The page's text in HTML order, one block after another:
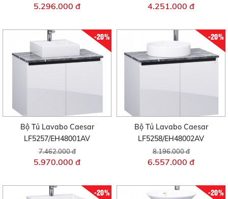
5.296.000 đ 4.251.000 đ
-20%
Bộ Tủ Lavabo Caesar
LF5257/EH48001AV
7.462.000 đ
5.970.000 đ
-20%
Bộ Tủ Lavabo Caesar
LF5258/EH48002AV
8.196.000 đ
6.557.000 đ
-20% -20%